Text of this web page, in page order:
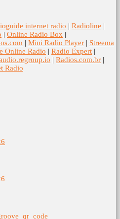
internet radio | Radioline |
| Online Radio Box |
| Mini Radio Player | Streema
Online Radio | Radio Expert |
| Radios.com.br |
Radio